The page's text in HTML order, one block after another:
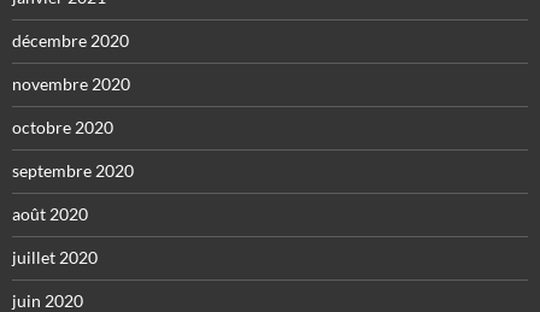
décembre 2020
novembre 2020
octobre 2020
septembre 2020
août 2020
juillet 2020
juin 2020